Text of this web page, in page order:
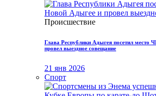
Происшествие
Глава Республики Адыгея посетил место
провел выездное совещание
21 янв 2026
Спорт